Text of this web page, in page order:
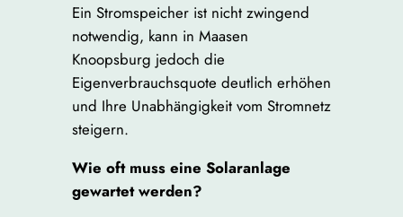
Ein Stromspeicher ist nicht zwingend
notwendig, kann in Maasen
Knoopsburg jedoch die
Eigenverbrauchsquote deutlich erhöhen
und Ihre Unabhängigkeit vom Stromnetz
steigern.
Wie oft muss eine Solaranlage
gewartet werden?